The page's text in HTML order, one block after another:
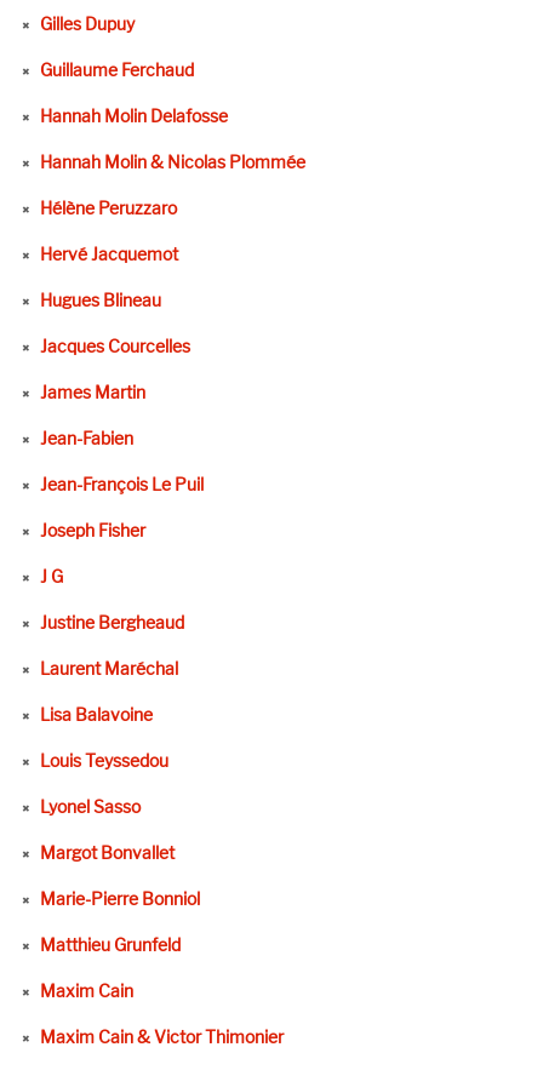
Gilles Dupuy
Guillaume Ferchaud
Hannah Molin Delafosse
Hannah Molin & Nicolas Plommée
Hélène Peruzzaro
Hervé Jacquemot
Hugues Blineau
Jacques Courcelles
James Martin
Jean-Fabien
Jean-François Le Puil
Joseph Fisher
J G
Justine Bergheaud
Laurent Maréchal
Lisa Balavoine
Louis Teyssedou
Lyonel Sasso
Margot Bonvallet
Marie-Pierre Bonniol
Matthieu Grunfeld
Maxim Cain
Maxim Cain & Victor Thimonier